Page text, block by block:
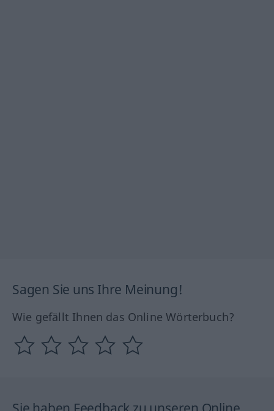
Sagen Sie uns Ihre Meinung!
Wie gefällt Ihnen das Online Wörterbuch?